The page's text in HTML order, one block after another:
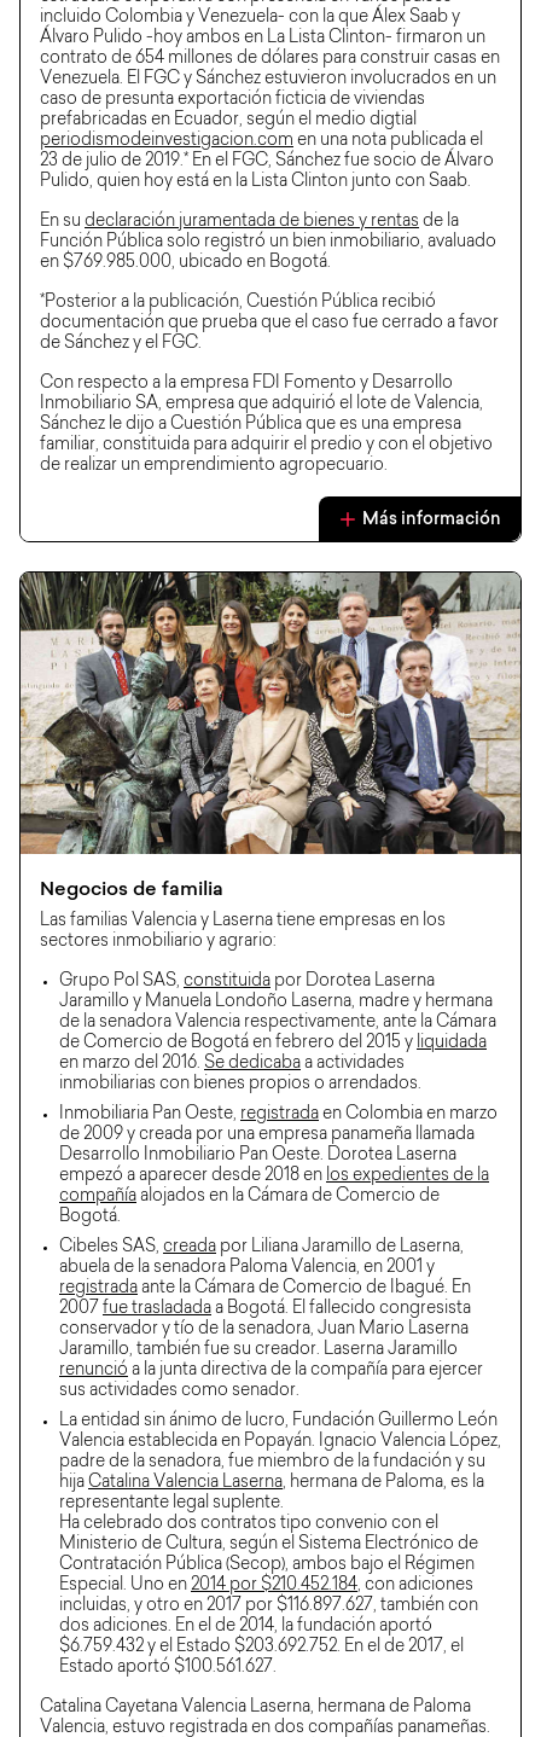
incluido Colombia y Venezuela- con la que Álex Saab y
Álvaro Pulido -hoy ambos en La Lista Clinton- firmaron un
contrato de 654 millones de dólares para construir casas en
Venezuela. El FGC y Sánchez estuvieron involucrados en un
caso de presunta exportación ficticia de viviendas
prefabricadas en Ecuador, según el medio digtial
periodismodeinvestigacion.com en una nota publicada el
23 de julio de 2019.* En el FGC, Sánchez fue socio de Álvaro
Pulido, quien hoy está en la Lista Clinton junto con Saab.
En su declaración juramentada de bienes y rentas de la
Función Pública solo registró un bien inmobiliario, avaluado
en $769.985.000, ubicado en Bogotá.
*Posterior a la publicación, Cuestión Pública recibió
documentación que prueba que el caso fue cerrado a favor
de Sánchez y el FGC.
Con respecto a la empresa FDI Fomento y Desarrollo
Inmobiliario SA, empresa que adquirió el lote de Valencia,
Sánchez le dijo a Cuestión Pública que es una empresa
familiar, constituida para adquirir el predio y con el objetivo
de realizar un emprendimiento agropecuario.
Más información
Negocios de familia
Las familias Valencia y Laserna tiene empresas en los
sectores inmobiliario y agrario:
Grupo Pol SAS, constituida por Dorotea Laserna
Jaramillo y Manuela Londoño Laserna, madre y hermana
de la senadora Valencia respectivamente, ante la Cámara
de Comercio de Bogotá en febrero del 2015 y liquidada
en marzo del 2016. Se dedicaba a actividades
inmobiliarias con bienes propios o arrendados.
Inmobiliaria Pan Oeste, registrada en Colombia en marzo
de 2009 y creada por una empresa panameña llamada
Desarrollo Inmobiliario Pan Oeste. Dorotea Laserna
empezó a aparecer desde 2018 en los expedientes de la
compañía alojados en la Cámara de Comercio de
Bogotá.
Cibeles SAS, creada por Liliana Jaramillo de Laserna,
abuela de la senadora Paloma Valencia, en 2001 y
registrada ante la Cámara de Comercio de Ibagué. En
2007 fue trasladada a Bogotá. El fallecido congresista
conservador y tío de la senadora, Juan Mario Laserna
Jaramillo, también fue su creador. Laserna Jaramillo
renunció a la junta directiva de la compañía para ejercer
sus actividades como senador.
La entidad sin ánimo de lucro, Fundación Guillermo León
Valencia establecida en Popayán. Ignacio Valencia López,
padre de la senadora, fue miembro de la fundación y su
hija Catalina Valencia Laserna, hermana de Paloma, es la
representante legal suplente.
Ha celebrado dos contratos tipo convenio con el
Ministerio de Cultura, según el Sistema Electrónico de
Contratación Pública (Secop), ambos bajo el Régimen
Especial. Uno en 2014 por $210.452.184, con adiciones
incluidas, y otro en 2017 por $116.897.627, también con
dos adiciones. En el de 2014, la fundación aportó
$6.759.432 y el Estado $203.692.752. En el de 2017, el
Estado aportó $100.561.627.
Catalina Cayetana Valencia Laserna, hermana de Paloma
Valencia, estuvo registrada en dos compañías panameñas.